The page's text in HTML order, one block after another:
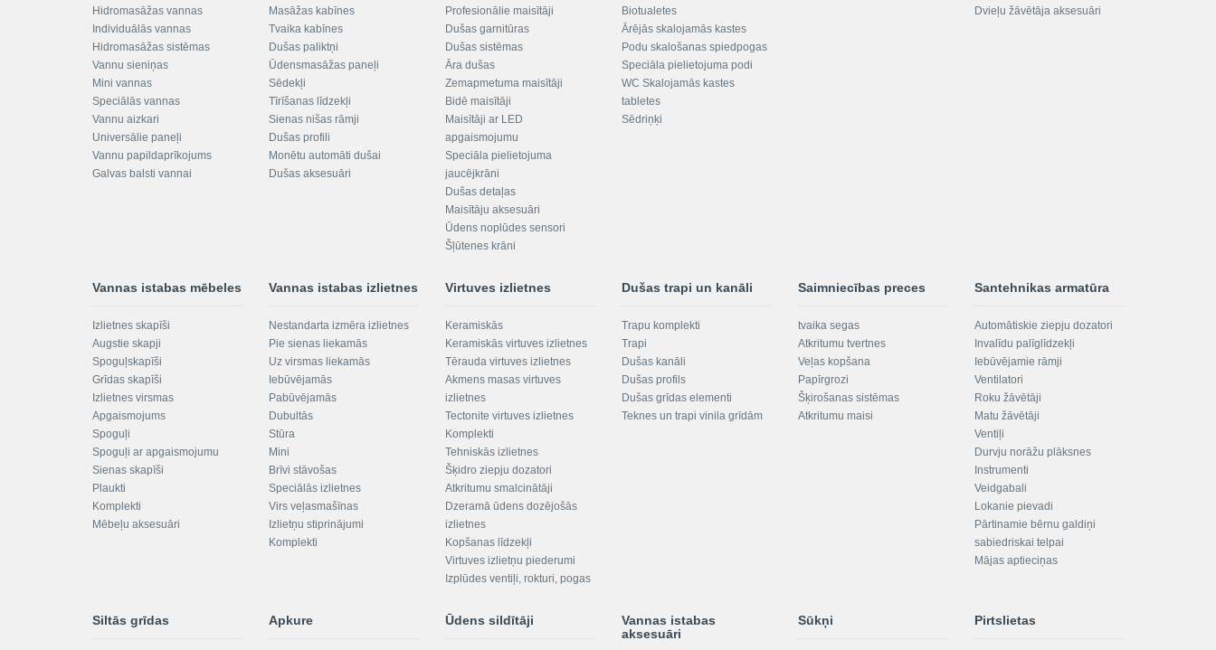
Hidromasāžas vannas
Individuālās vannas
Hidromasāžas sistēmas
Vannu sieniņas
Mini vannas
Speciālās vannas
Vannu aizkari
Universālie paneļi
Vannu papildaprīkojums
Galvas balsti vannai
Masāžas kabīnes
Tvaika kabīnes
Dušas paliktņi
Ūdensmasāžas paneļi
Sēdekļi
Tīrīšanas līdzekļi
Sienas nišas rāmji
Dušas profili
Monētu automāti dušai
Dušas aksesuāri
Profesionālie maisītāji
Dušas garnitūras
Dušas sistēmas
Āra dušas
Zemapmetuma maisītāji
Bidē maisītāji
Maisītāji ar LED
apgaismojumu
Speciāla pielietojuma
jaucējkrāni
Dušas detaļas
Maisītāju aksesuāri
Ūdens noplūdes sensori
Šļūtenes krāni
Biotualetes
Ārējās skalojamās kastes
Podu skalošanas spiedpogas
Speciāla pielietojuma podi
WC Skalojamās kastes
tabletes
Sēdriņķi
Dvieļu žāvētāja aksesuāri
Vannas istabas mēbeles
Izlietnes skapīši
Augstie skapji
Spoguļskapīši
Grīdas skapīši
Izlietnes virsmas
Apgaismojums
Spoguļi
Spoguļi ar apgaismojumu
Sienas skapīši
Plaukti
Komplekti
Mēbeļu aksesuāri
Vannas istabas izlietnes
Nestandarta izmēra izlietnes
Pie sienas liekamās
Uz virsmas liekamās
Iebūvējamās
Pabūvējamās
Dubultās
Stūra
Mini
Brīvi stāvošas
Speciālās izlietnes
Virs veļasmašīnas
Izlietņu stiprinājumi
Komplekti
Virtuves izlietnes
Keramiskās
Keramiskās virtuves izlietnes
Tērauda virtuves izlietnes
Akmens masas virtuves
izlietnes
Tectonite virtuves izlietnes
Komplekti
Tehniskās izlietnes
Šķidro ziepju dozatori
Atkritumu smalcinātāji
Dzeramā ūdens dozējošās
izlietnes
Kopšanas līdzekļi
Virtuves izlietņu piederumi
Izplūdes ventiļi, rokturi, pogas
Dušas trapi un kanāli
Trapu komplekti
Trapi
Dušas kanāli
Dušas profils
Dušas grīdas elementi
Teknes un trapi vinila grīdām
Saimniecības preces
tvaika segas
Atkritumu tvertnes
Veļas kopšana
Papīrgrozi
Šķirošanas sistēmas
Atkritumu maisi
Santehnikas armatūra
Automātiskie ziepju dozatori
Invalīdu palīglīdzekļi
Iebūvējamie rāmji
Ventilatori
Roku žāvētāji
Matu žāvētāji
Ventiļi
Durvju norāžu plāksnes
Instrumenti
Veidgabali
Lokanie pievadi
Pārtinamie bērnu galdiņi
sabiedriskai telpai
Mājas aptieciņas
Siltās grīdas Apkure Ūdens sildītāji
Vannas istabas
aksesuāri
Sūkņi Pirtslietas